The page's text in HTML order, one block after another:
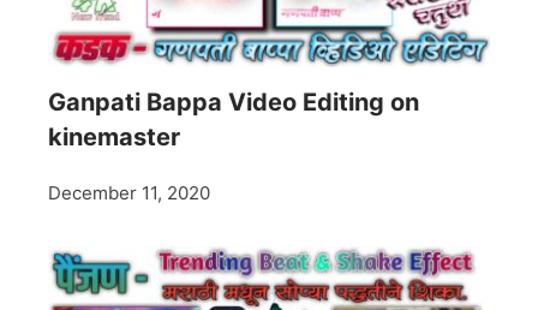
Ganpati Bappa Video Editing on
kinemaster
December 11, 2020